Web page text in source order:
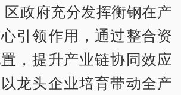
区政府充分发挥衡钢在产
引领作用，通过整合资
，提升产业链协同效应
龙头企业培育带动全产